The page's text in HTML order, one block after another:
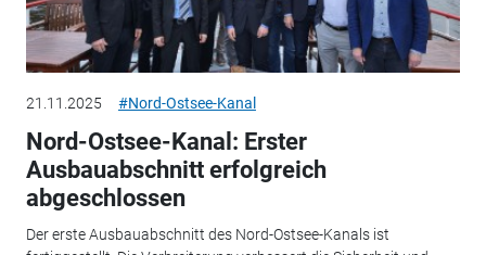
21.11.2025 #Nord-Ostsee-Kanal
Nord-Ostsee-Kanal: Erster
Ausbauabschnitt erfolgreich
abgeschlossen
Der erste Ausbauabschnitt des Nord-Ostsee-Kanals ist